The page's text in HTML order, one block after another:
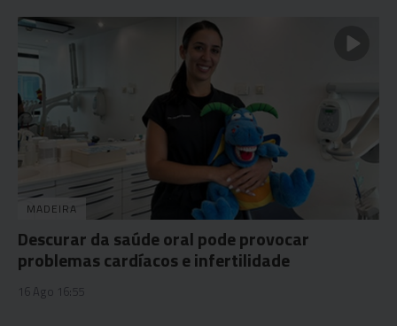
MADEIRA
Descurar da saúde oral pode provocar
problemas cardíacos e infertilidade
16 Ago 16:55